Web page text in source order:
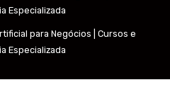
Especializada
para Negócios | Cursos e
Especializada